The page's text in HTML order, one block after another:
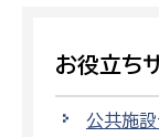
お役立ち
公共施